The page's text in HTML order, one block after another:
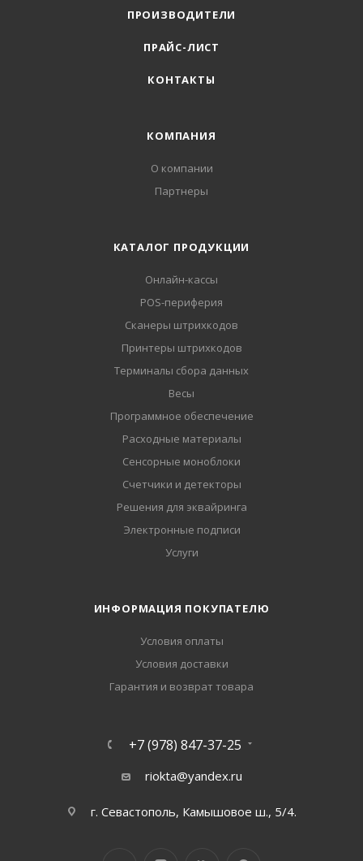
ПРОИЗВОДИТЕЛИ
ПРАЙС-ЛИСТ
КОНТАКТЫ
КОМПАНИЯ
О компании
Партнеры
КАТАЛОГ ПРОДУКЦИИ
Онлайн-кассы
POS-периферия
Сканеры штрихкодов
Принтеры штрихкодов
Терминалы сбора данных
Весы
Программное обеспечение
Расходные материалы
Сенсорные моноблоки
Счетчики и детекторы
Решения для эквайринга
Электронные подписи
Услуги
ИНФОРМАЦИЯ ПОКУПАТЕЛЮ
Условия оплаты
Условия доставки
Гарантия и возврат товара
+7 (978) 847-37-25
riokta@yandex.ru
г. Севастополь, Камышовое ш., 5/4.